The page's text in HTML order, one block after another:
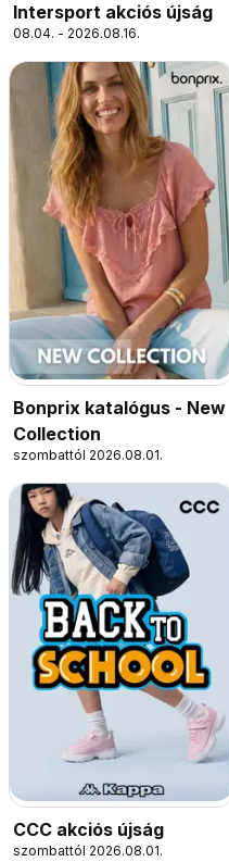
Intersport akciós újság
08.04. - 2026.08.16.
Bonprix katalógus - New
Collection
szombattól 2026.08.01.
CCC akciós újság
szombattól 2026.08.01.